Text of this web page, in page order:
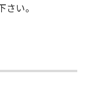
い。